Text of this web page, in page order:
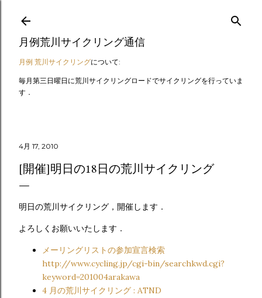
スキップしてメイン コンテンツに移動
月例荒川サイクリング通信
月例 荒川サイクリングについて:
毎月第三日曜日に荒川サイクリングロードでサイクリングを行っていま
す．
4月 17, 2010
[開催]明日の18日の荒川サイクリング
明日の荒川サイクリング，開催します．
よろしくお願いいたします．
メーリングリストの参加宣言検索
http://www.cycling.jp/cgi-bin/searchkwd.cgi?
keyword=201004arakawa
4 月の荒川サイクリング : ATND